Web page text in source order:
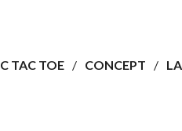
TAC TOE CONCEPT